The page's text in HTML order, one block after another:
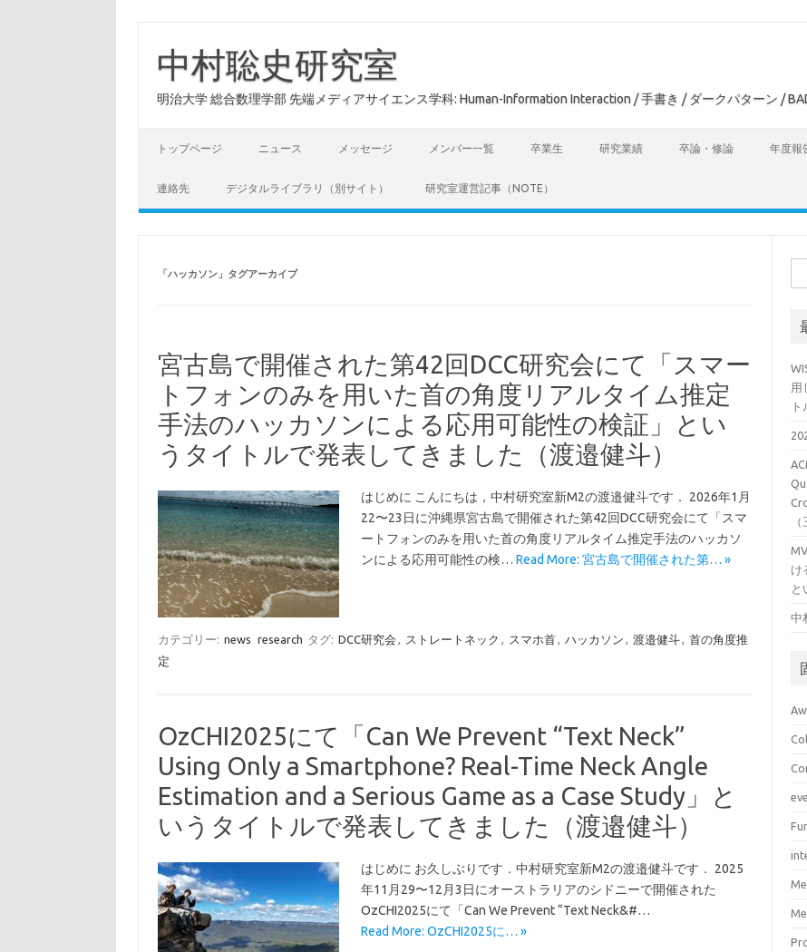
中村聡史研究室
明治大学 総合数理学部 先端メディアサイエンス学科: Human-Information Interaction / 手書き / ダークパターン /
トップページ ニュース メッセージ メンバー一覧 卒業生 研究業績 卒論・修論 年度報
連絡先 デジタルライブラリ（別サイト） 研究室運営記事（NOTE）
「ハッカソン」タグアーカイブ
宮古島で開催された第42回DCC研究会にて「スマー
トフォンのみを用いた首の角度リアルタイム推定
手法のハッカソンによる応用可能性の検証」とい
うタイトルで発表してきました（渡邉健斗）
はじめに こんにちは，中村研究室新M2の渡邉健斗です． 2026年1月
22〜23日に沖縄県宮古島で開催された第42回DCC研究会にて「スマ
ートフォンのみを用いた首の角度リアルタイム推定手法のハッカソ
ンによる応用可能性の検… Read More: 宮古島で開催された第… »
カテゴリー: news research タグ: DCC研究会 , ストレートネック , スマホ首, ハッカソン , 渡邉健斗, 首の角度推
定
OzCHI2025にて「Can We Prevent “Text Neck”
Using Only a Smartphone? Real-Time Neck Angle
Estimation and a Serious Game as a Case Study」と
いうタイトルで発表してきました（渡邉健斗）
はじめに お久しぶりです．中村研究室新M2の渡邉健斗です． 2025
年11月29〜12月3日にオーストラリアのシドニーで開催された
OzCHI2025にて「Can We Prevent “Text Neck&#…
Read More: OzCHI2025に… »
索:
用
け
と
中